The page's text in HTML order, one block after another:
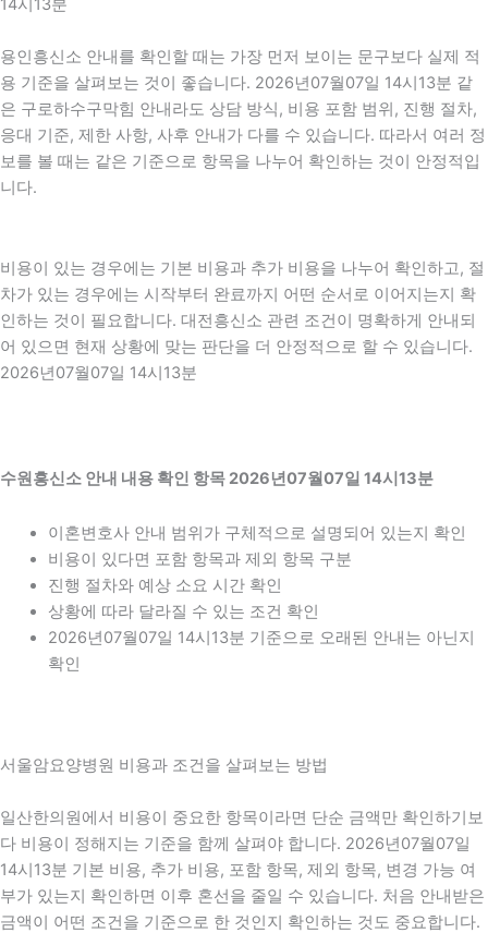
14시13분
용인흥신소 안내를 확인할 때는 가장 먼저 보이는 문구보다 실제 적
용 기준을 살펴보는 것이 좋습니다. 2026년07월07일 14시13분 같
은 구로하수구막힘 안내라도 상담 방식, 비용 포함 범위, 진행 절차,
응대 기준, 제한 사항, 사후 안내가 다를 수 있습니다. 따라서 여러 정
보를 볼 때는 같은 기준으로 항목을 나누어 확인하는 것이 안정적입
니다.
비용이 있는 경우에는 기본 비용과 추가 비용을 나누어 확인하고, 절
차가 있는 경우에는 시작부터 완료까지 어떤 순서로 이어지는지 확
인하는 것이 필요합니다. 대전흥신소 관련 조건이 명확하게 안내되
어 있으면 현재 상황에 맞는 판단을 더 안정적으로 할 수 있습니다.
2026년07월07일 14시13분
수원흥신소 안내 내용 확인 항목 2026년07월07일 14시13분
이혼변호사 안내 범위가 구체적으로 설명되어 있는지 확인
비용이 있다면 포함 항목과 제외 항목 구분
진행 절차와 예상 소요 시간 확인
상황에 따라 달라질 수 있는 조건 확인
2026년07월07일 14시13분 기준으로 오래된 안내는 아닌지
확인
서울암요양병원 비용과 조건을 살펴보는 방법
일산한의원에서 비용이 중요한 항목이라면 단순 금액만 확인하기보
다 비용이 정해지는 기준을 함께 살펴야 합니다. 2026년07월07일
14시13분 기본 비용, 추가 비용, 포함 항목, 제외 항목, 변경 가능 여
부가 있는지 확인하면 이후 혼선을 줄일 수 있습니다. 처음 안내받은
금액이 어떤 조건을 기준으로 한 것인지 확인하는 것도 중요합니다.